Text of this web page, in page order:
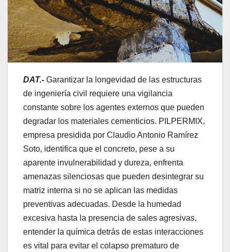
DAT.- Garantizar la longevidad de las estructuras
de ingeniería civil requiere una vigilancia
constante sobre los agentes externos que pueden
degradar los materiales cementicios. PILPERMIX,
empresa presidida por Claudio Antonio Ramírez
Soto, identifica que el concreto, pese a su
aparente invulnerabilidad y dureza, enfrenta
amenazas silenciosas que pueden desintegrar su
matriz interna si no se aplican las medidas
preventivas adecuadas. Desde la humedad
excesiva hasta la presencia de sales agresivas,
entender la química detrás de estas interacciones
es vital para evitar el colapso prematuro de